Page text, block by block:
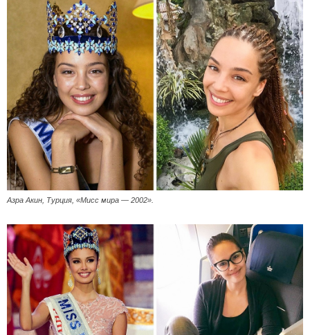
Азра Акин, Турция, «Мисс мира — 2002».